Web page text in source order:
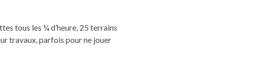
tous les ¼ d’heure, 25 terrains
travaux, parfois pour ne jouer